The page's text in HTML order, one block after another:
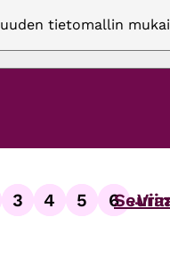
tietomallin
Sivu
3
Sivu
4
Sivu
5
Sivu
6 …